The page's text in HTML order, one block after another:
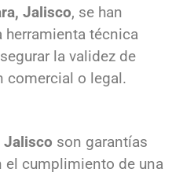
Jalisco, se han
técnica
la validez de
comercial o legal.
Jalisco son garantías
el cumplimiento de una